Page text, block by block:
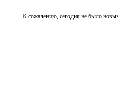
К сожалению, сегодня не было